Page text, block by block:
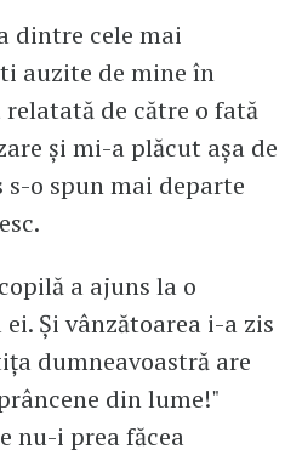
dintre cele mai
auzite de mine în
de către o fată
și mi-a plăcut așa de
o spun mai departe
a ajuns la o
Și vânzătoarea i-a zis
dumneavoastră are
din lume!"
nu-i prea făcea